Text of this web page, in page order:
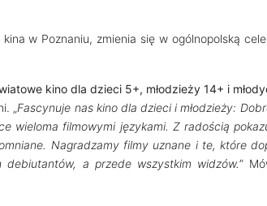
w Poznaniu, zmienia się w ogólnopolską
kino dla dzieci 5+, młodzieży 14+ i
„Fascynuje nas kino dla dzieci i młodzieży:
wieloma filmowymi językami. Z radością
Nagradzamy filmy uznane i te, które
a przede wszystkim widzów.”